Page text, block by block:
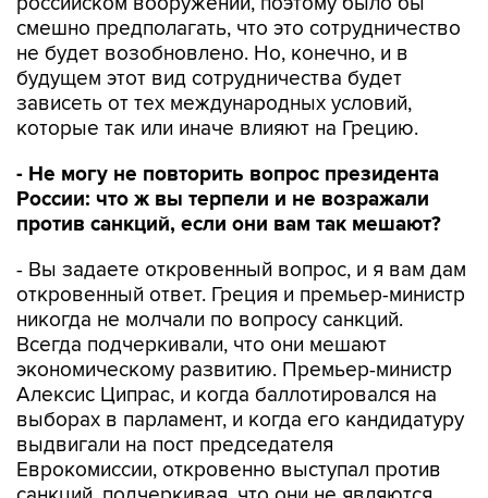
смешно предполагать, что это сотрудничество
не будет возобновлено. Но, конечно, и в
будущем этот вид сотрудничества будет
зависеть от тех международных условий,
которые так или иначе влияют на Грецию.
- Не могу не повторить вопрос президента
России: что ж вы терпели и не возражали
против санкций, если они вам так мешают?
- Вы задаете откровенный вопрос, и я вам дам
откровенный ответ. Греция и премьер-министр
никогда не молчали по вопросу санкций.
Всегда подчеркивали, что они мешают
экономическому развитию. Премьер-министр
Алексис Ципрас, и когда баллотировался на
выборах в парламент, и когда его кандидатуру
выдвигали на пост председателя
Еврокомиссии, откровенно выступал против